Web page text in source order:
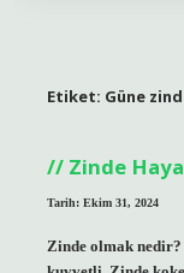
Etiket: Güne
Zinde
Tarih: Ekim 31, 2024
Zinde olmak nedir?